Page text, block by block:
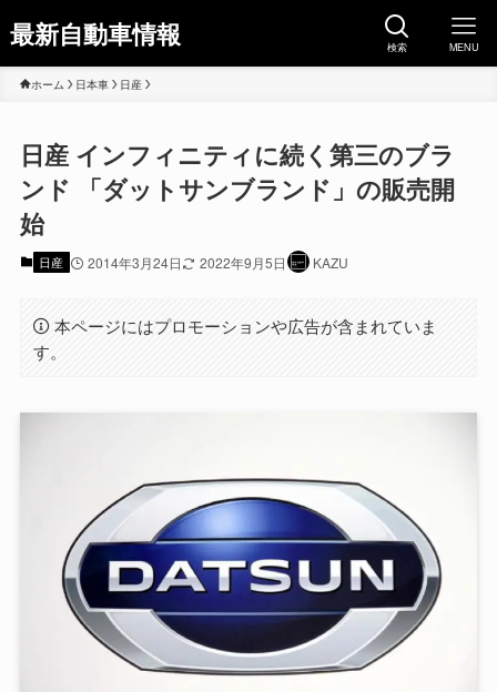
最新自動車情報 検索 MENU
ホーム 日本車 日産
日産 インフィニティに続く第三のブラ
ンド 「ダットサンブランド」の販売開
始
日産 2014年3月24日 2022年9月5日 KAZU
本ページにはプロモーションや広告が含まれていま
す。